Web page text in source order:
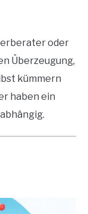
oder
Überzeugung,
kümmern
haben ein